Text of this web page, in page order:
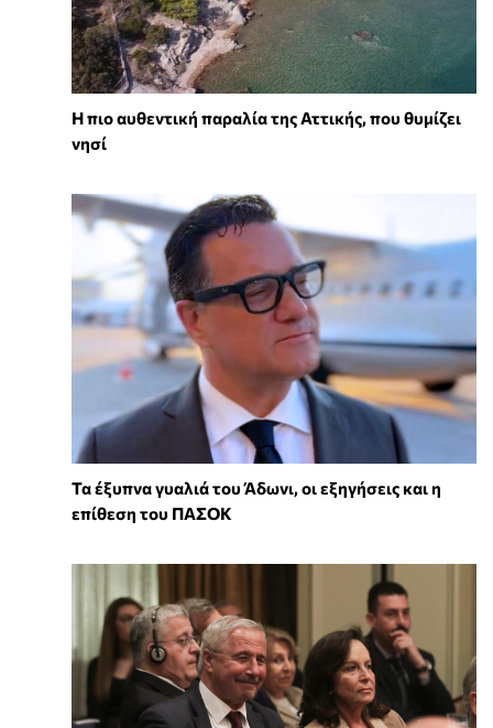
Η πιο αυθεντική παραλία της Αττικής, που θυμίζει
νησί
Τα έξυπνα γυαλιά του Άδωνι, οι εξηγήσεις και η
επίθεση του ΠΑΣΟΚ